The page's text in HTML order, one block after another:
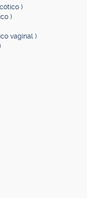
)
)
vaginal )